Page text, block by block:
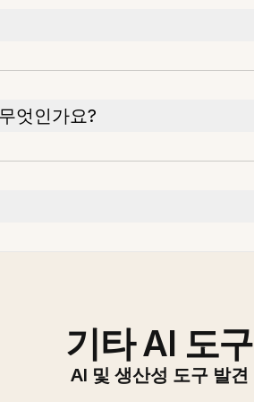
엇인가요?
기타 AI 도구
AI 및 생산성 도구 발견